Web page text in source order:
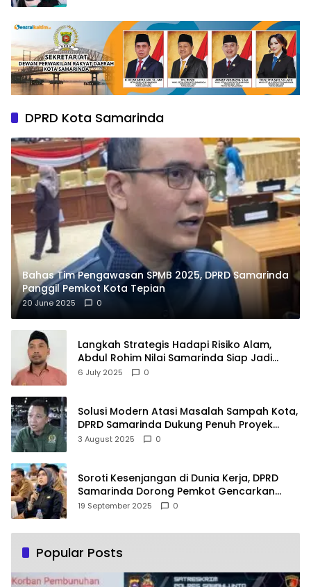
DPRD Kota Samarinda
Bahas Tim Pengawasan SPMB 2025, DPRD Samarinda
Panggil Pemkot Kota Tepian
20 June 2025 0
Langkah Strategis Hadapi Risiko Alam,
Abdul Rohim Nilai Samarinda Siap Jadi
Pusat Logistik Bencana Kalimantan
6 July 2025 0
Solusi Modern Atasi Masalah Sampah Kota,
DPRD Samarinda Dukung Penuh Proyek
PLTSA
3 August 2025 0
Soroti Kesenjangan di Dunia Kerja, DPRD
Samarinda Dorong Pemkot Gencarkan
Pemberdayaan Perempuan
19 September 2025 0
Popular Posts